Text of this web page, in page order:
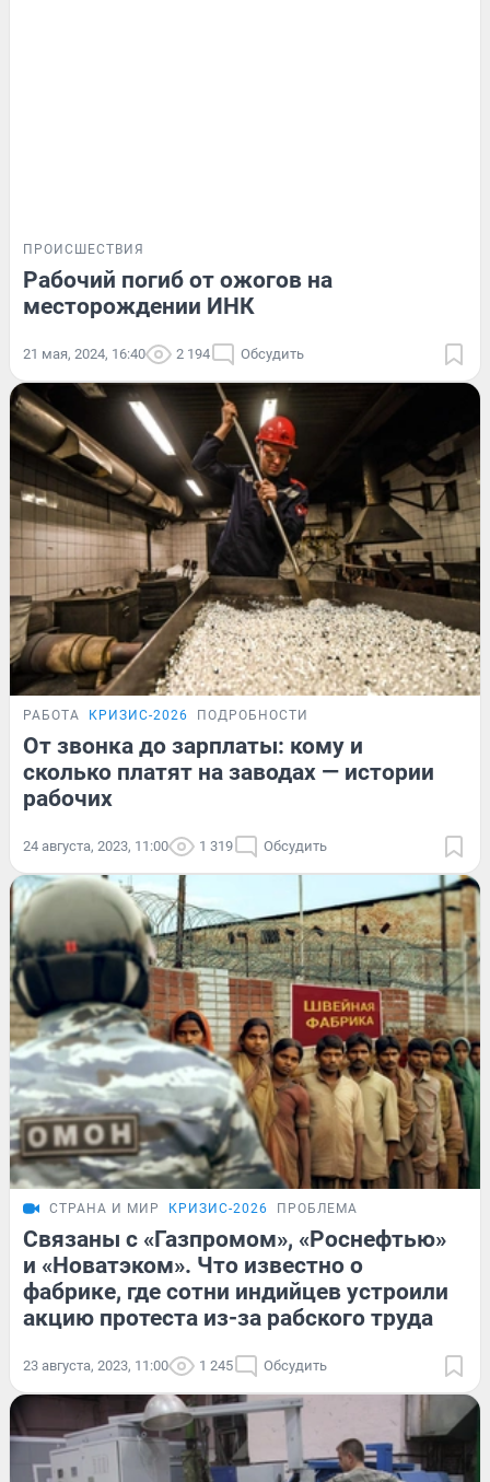
ПРОИСШЕСТВИЯ
Рабочий погиб от ожогов на
месторождении ИНК
21 мая, 2024, 16:40 2 194 Обсудить
РАБОТА КРИЗИС-2026 ПОДРОБНОСТИ
От звонка до зарплаты: кому и
сколько платят на заводах — истории
рабочих
24 августа, 2023, 11:00 1 319 Обсудить
СТРАНА И МИР КРИЗИС-2026 ПРОБЛЕМА
Связаны с «Газпромом», «Роснефтью»
и «Новатэком». Что известно о
фабрике, где сотни индийцев устроили
акцию протеста из-за рабского труда
23 августа, 2023, 11:00 1 245 Обсудить